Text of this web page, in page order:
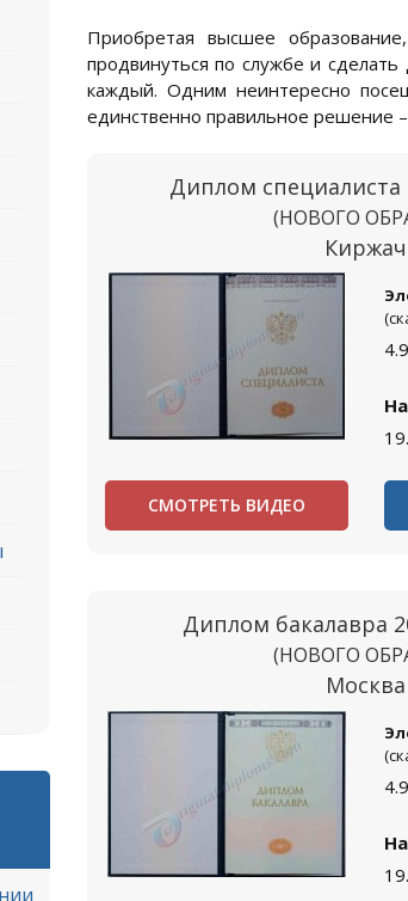
Приобретая высшее
продвинуться по службе и
каждый. Одним неинтересно
единственно правильное решение
Диплом специалиста
(НОВОГО
Киржач
СМОТРЕТЬ ВИДЕО
Диплом бакалавра
(НОВОГО
Москва